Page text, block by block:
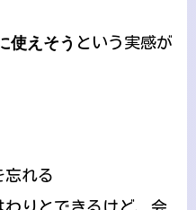
使えそう という実感が
忘れる
りとできるけど、会